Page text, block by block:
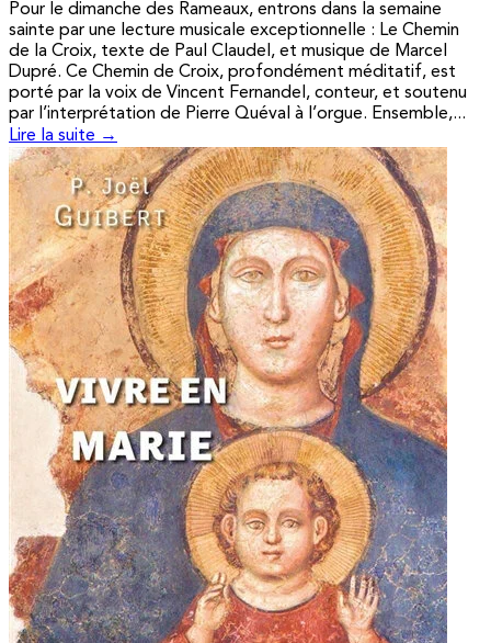
Pour le dimanche des Rameaux, entrons dans la semaine
sainte par une lecture musicale exceptionnelle : Le Chemin
de la Croix, texte de Paul Claudel, et musique de Marcel
Dupré. Ce Chemin de Croix, profondément méditatif, est
porté par la voix de Vincent Fernandel, conteur, et soutenu
par l’interprétation de Pierre Quéval à l’orgue. Ensemble,...
Lire la suite →